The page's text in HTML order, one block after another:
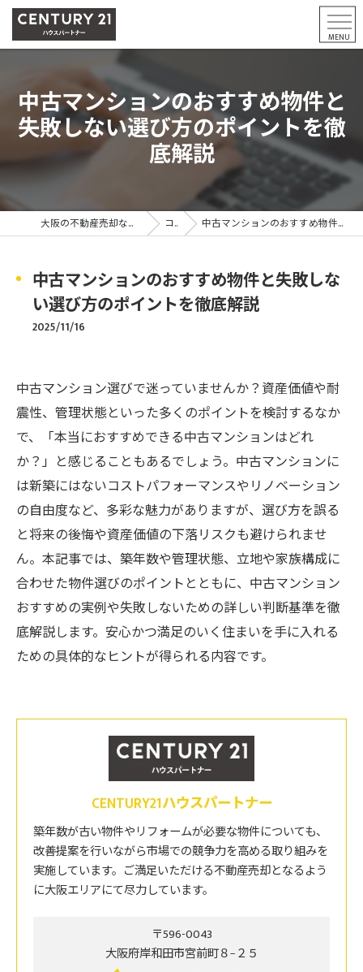
中古マンションのおすすめ物件と
失敗しない選び方のポイントを徹
底解説
大阪の不動産売却ならCENTURY21ハウスパートナー コラム 中古マンションのおすすめ物件と失敗しない選び方のポイントを徹底解説
中古マンションのおすすめ物件と失敗しな
い選び方のポイントを徹底解説
2025/11/16
中古マンション選びで迷っていませんか？資産価値や耐
震性、管理状態といった多くのポイントを検討するなか
で、「本当におすすめできる中古マンションはどれ
か？」と感じることもあるでしょう。中古マンションに
は新築にはないコストパフォーマンスやリノベーション
の自由度など、多彩な魅力がありますが、選び方を誤る
と将来の後悔や資産価値の下落リスクも避けられませ
ん。本記事では、築年数や管理状態、立地や家族構成に
合わせた物件選びのポイントとともに、中古マンション
おすすめの実例や失敗しないための詳しい判断基準を徹
底解説します。安心かつ満足のいく住まいを手に入れる
ための具体的なヒントが得られる内容です。
CENTURY21ハウスパートナー
築年数が古い物件やリフォームが必要な物件についても、
改善提案を行いながら市場での競争力を高める取り組みを
実施しています。ご満足いただける不動産売却となるよう
に大阪エリアにて尽力しています。
〒596-0043
大阪府岸和田市宮前町８−２５